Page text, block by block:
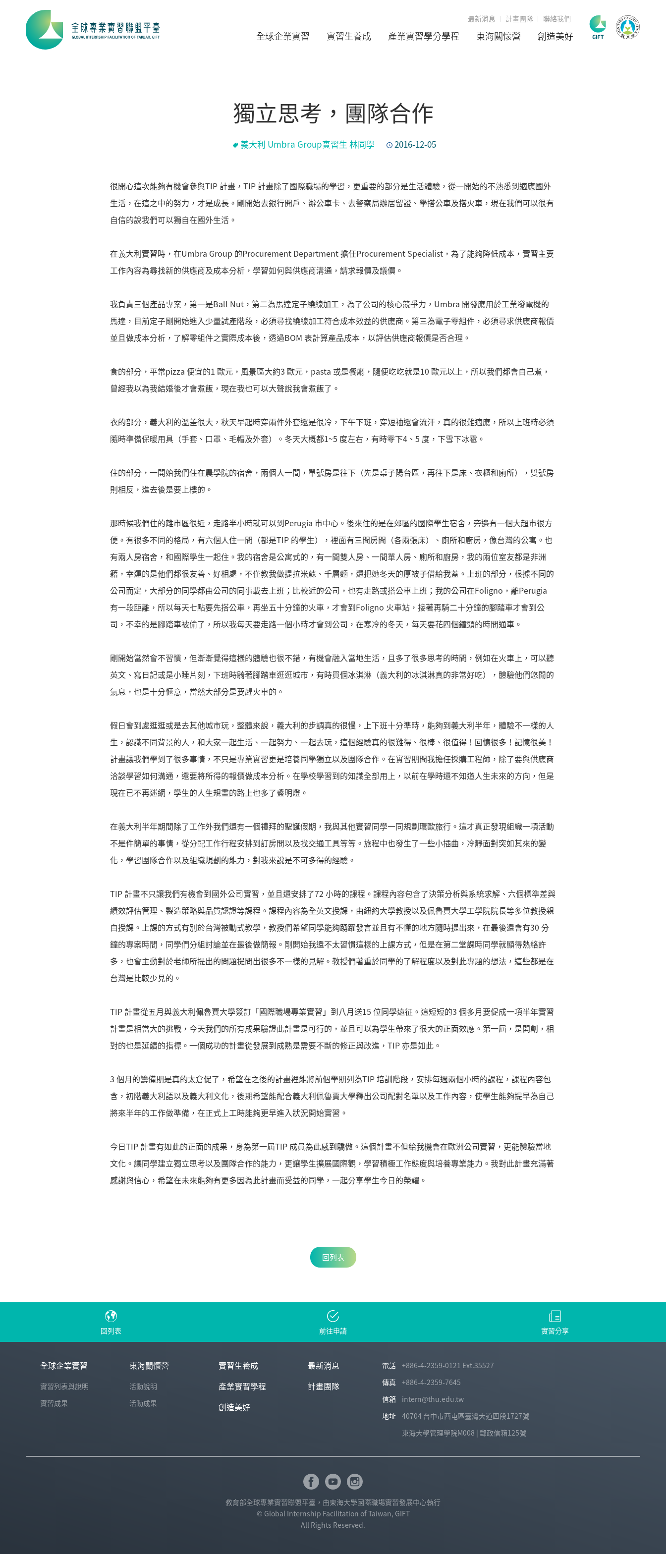
全球企業實習 實習生養成 產業實習學分學程 東海關懷營 創造美好
最新消息 計畫團隊 聯絡我們
獨立思考，團隊合作
義大利 Umbra Group實習生 林同學 2016-12-05
很開心這次能夠有機會參與TIP 計畫，TIP 計畫除了國際職場的學習，更重要的部分是生活體驗，從一開始的不熟悉到適應國外
生活，在這之中的努力，才是成長。剛開始去銀行開戶、辦公車卡、去警察局辦居留證、學搭公車及搭火車，現在我們可以很有
自信的說我們可以獨自在國外生活。
在義大利實習時，在Umbra Group 的Procurement Department 擔任Procurement Specialist，為了能夠降低成本，實習主要
工作內容為尋找新的供應商及成本分析，學習如何與供應商溝通，請求報價及議價。
我負責三個產品專案，第一是Ball Nut，第二為馬達定子繞線加工，為了公司的核心競爭力，Umbra 開發應用於工業發電機的
馬達，目前定子剛開始進入少量試產階段，必須尋找繞線加工符合成本效益的供應商。第三為電子零組件，必須尋求供應商報價
並且做成本分析，了解零組件之實際成本後，透過BOM 表計算產品成本，以評估供應商報價是否合理。
食的部分，平常pizza 便宜的1 歐元，風景區大約3 歐元，pasta 或是餐廳，隨便吃吃就是10 歐元以上，所以我們都會自己煮，
曾經我以為我結婚後才會煮飯，現在我也可以大聲說我會煮飯了。
衣的部分，義大利的溫差很大，秋天早起時穿兩件外套還是很冷，下午下班，穿短袖還會流汗，真的很難適應，所以上班時必須
隨時準備保暖用具（手套、口罩、毛帽及外套）。冬天大概都1~5 度左右，有時零下4、5 度，下雪下冰雹。
住的部分，一開始我們住在農學院的宿舍，兩個人一間，單號房是往下（先是桌子陽台區，再往下是床、衣櫃和廁所），雙號房
則相反，進去後是要上樓的。
那時候我們住的離市區很近，走路半小時就可以到Perugia 市中心。後來住的是在郊區的國際學生宿舍，旁邊有一個大超市很方
便。有很多不同的格局，有六個人住一間（都是TIP 的學生），裡面有三間房間（各兩張床）、廁所和廚房，像台灣的公寓。也
有兩人房宿舍，和國際學生一起住。我的宿舍是公寓式的，有一間雙人房、一間單人房、廁所和廚房，我的兩位室友都是非洲
籍，幸運的是他們都很友善、好相處，不僅教我做提拉米蘇、千層麵，還把她冬天的厚被子借給我蓋。上班的部分，根據不同的
公司而定，大部分的同學都由公司的同事載去上班；比較近的公司，也有走路或搭公車上班；我的公司在Foligno，離Perugia
有一段距離，所以每天七點要先搭公車，再坐五十分鐘的火車，才會到Foligno 火車站，接著再騎二十分鐘的腳踏車才會到公
司，不幸的是腳踏車被偷了，所以我每天要走路一個小時才會到公司，在寒冷的冬天，每天要花四個鐘頭的時間通車。
剛開始當然會不習慣，但漸漸覺得這樣的體驗也很不錯，有機會融入當地生活，且多了很多思考的時間，例如在火車上，可以聽
英文、寫日記或是小睡片刻，下班時騎著腳踏車逛逛城市，有時買個冰淇淋（義大利的冰淇淋真的非常好吃），體驗他們悠閒的
氣息，也是十分愜意，當然大部分是要趕火車的。
假日會到處逛逛或是去其他城市玩，整體來說，義大利的步調真的很慢，上下班十分準時，能夠到義大利半年，體驗不一樣的人
生，認識不同背景的人，和大家一起生活、一起努力、一起去玩，這個經驗真的很難得、很棒、很值得！回憶很多！記憶很美！
計畫讓我們學到了很多事情，不只是專業實習更是培養同學獨立以及團隊合作。在實習期間我擔任採購工程師，除了要與供應商
洽談學習如何溝通，還要將所得的報價做成本分析。在學校學習到的知識全部用上，以前在學時還不知道人生未來的方向，但是
現在已不再迷網，學生的人生規畫的路上也多了盞明燈。
在義大利半年期間除了工作外我們還有一個禮拜的聖誕假期，我與其他實習同學一同規劃環歐旅行。這才真正發現組織一項活動
不是件簡單的事情，從分配工作行程安排到訂房間以及找交通工具等等。旅程中也發生了一些小插曲，冷靜面對突如其來的變
化，學習團隊合作以及組織規劃的能力，對我來說是不可多得的經驗。
TIP 計畫不只讓我們有機會到國外公司實習，並且還安排了72 小時的課程。課程內容包含了決策分析與系統求解、六個標準差與
績效評估管理、製造策略與品質認證等課程。課程內容為全英文授課，由紐約大學教授以及佩魯賈大學工學院院長等多位教授親
自授課。上課的方式有別於台灣被動式教學，教授們希望同學能夠踴躍發言並且有不懂的地方隨時提出來，在最後還會有30 分
鐘的專案時間，同學們分組討論並在最後做簡報。剛開始我還不太習慣這樣的上課方式，但是在第二堂課時同學就顯得熱絡許
多，也會主動對於老師所提出的問題提問出很多不一樣的見解。教授們著重於同學的了解程度以及對此專題的想法，這些都是在
台灣是比較少見的。
TIP 計畫從五月與義大利佩魯賈大學簽訂「國際職場專業實習」到八月送15 位同學遠征。這短短的3 個多月要促成一項半年實習
計畫是相當大的挑戰，今天我們的所有成果驗證此計畫是可行的，並且可以為學生帶來了很大的正面效應。第一屆，是開創，相
對的也是延續的指標。一個成功的計畫從發展到成熟是需要不斷的修正與改進，TIP 亦是如此。
3 個月的籌備期是真的太倉促了，希望在之後的計畫裡能將前個學期列為TIP 培訓階段，安排每週兩個小時的課程，課程內容包
含，初階義大利語以及義大利文化，後期希望能配合義大利佩魯賈大學釋出公司配對名單以及工作內容，使學生能夠提早為自己
將來半年的工作做準備，在正式上工時能夠更早進入狀況開始實習。
今日TIP 計畫有如此的正面的成果，身為第一屆TIP 成員為此感到驕傲。這個計畫不但給我機會在歐洲公司實習，更能體驗當地
文化。讓同學建立獨立思考以及團隊合作的能力，更讓學生擴展國際觀，學習積極工作態度與培養專業能力。我對此計畫充滿著
感謝與信心，希望在未來能夠有更多因為此計畫而受益的同學，一起分享學生今日的榮耀。
回列表
回列表 前往申請 實習分享
全球企業實習
實習列表與說明
實習成果
東海關懷營
活動說明
活動成果
實習生養成
產業實習學程
創造美好
最新消息
計畫團隊
電話
+886-4-2359-0121 Ext.35527
傳真
+886-4-2359-7645
信箱
intern@thu.edu.tw
地址
40704 台中市西屯區臺灣大道四段1727號
東海大學管理學院M008 | 郵政信箱125號
教育部全球專業實習聯盟平臺，由東海大學國際職場實習發展中心執行
© Global Internship Facilitation of Taiwan, GIFT
All Rights Reserved.